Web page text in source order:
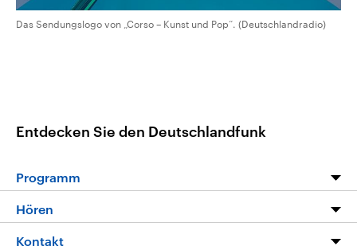
Das Sendungslogo von „Corso – Kunst und Pop“. (Deutschlandradio)
Entdecken Sie den Deutschlandfunk
Programm
Programm
Hören
Livestream
Kontakt